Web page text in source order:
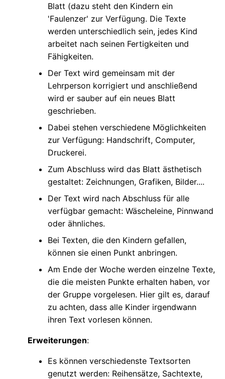
Blatt (dazu steht den Kindern ein
'Faulenzer' zur Verfügung. Die Texte
werden unterschiedlich sein, jedes Kind
arbeitet nach seinen Fertigkeiten und
Fähigkeiten.
Der Text wird gemeinsam mit der
Lehrperson korrigiert und anschließend
wird er sauber auf ein neues Blatt
geschrieben.
Dabei stehen verschiedene Möglichkeiten
zur Verfügung: Handschrift, Computer,
Druckerei.
Zum Abschluss wird das Blatt ästhetisch
gestaltet: Zeichnungen, Grafiken, Bilder....
Der Text wird nach Abschluss für alle
verfügbar gemacht: Wäscheleine, Pinnwand
oder ähnliches.
Bei Texten, die den Kindern gefallen,
können sie einen Punkt anbringen.
Am Ende der Woche werden einzelne Texte,
die die meisten Punkte erhalten haben, vor
der Gruppe vorgelesen. Hier gilt es, darauf
zu achten, dass alle Kinder irgendwann
ihren Text vorlesen können.
Erweiterungen:
Es können verschiedenste Textsorten
genutzt werden: Reihensätze, Sachtexte,